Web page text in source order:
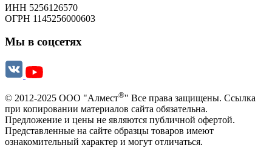
ИНН 5256126570
ОГРН 1145256000603
Мы в соцсетях
© 2012-2025 ООО "Алмест®" Все права защищены. Ссылка
при копировании материалов сайта обязательна.
Предложение и цены не являются публичной офертой.
Представленные на сайте образцы товаров имеют
ознакомительный характер и могут отличаться.